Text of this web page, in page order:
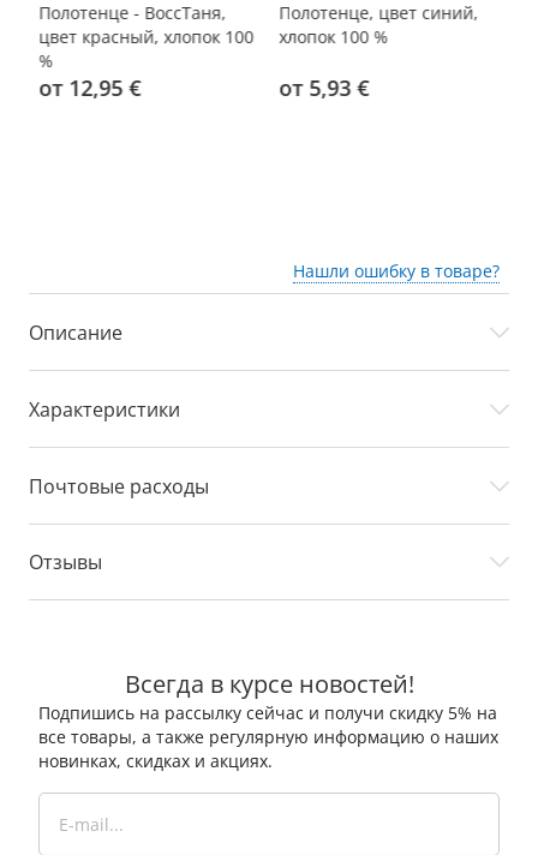
Полотенце - ВоссТаня,
цвет красный, хлопок 100
%
от 12,95 €
Полотенце, цвет синий,
хлопок 100 %
от 5,93 €
Нашли ошибку в товаре?
Описание
Характеристики
Почтовые расходы
Отзывы
Всегда в курсе новостей!
Подпишись на рассылку сейчас и получи скидку 5% на
все товары, а также регулярную информацию о наших
новинках, скидках и акциях.